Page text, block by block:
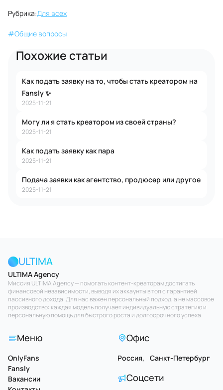
Рубрика:Для всех
#Общие вопросы
Похожие статьи
Как подать заявку на то, чтобы стать креатором на
Fansly ✨
2025-11-21
Могу ли я стать креатором из своей страны?
2025-11-21
Как подать заявку как пара
2025-11-21
Подача заявки как агентство, продюсер или другое
2025-11-21
ULTIMA
ULTIMA Agency
Миссия ULTIMA Agency — помогать контент-креаторам достигать
финансовой независимости, выводя их аккаунты в топ с гарантией
пассивного дохода. Для нас важен персональный подход, а не массовое
производство: каждая модель получает индивидуальную стратегию и
персональную помощь для быстрого роста и долгосрочного успеха.
Меню
OnlyFans
Fansly
Вакансии
Офис
Россия, Санкт-Петербург
Соцсети